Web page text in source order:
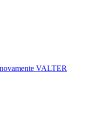
VALTER